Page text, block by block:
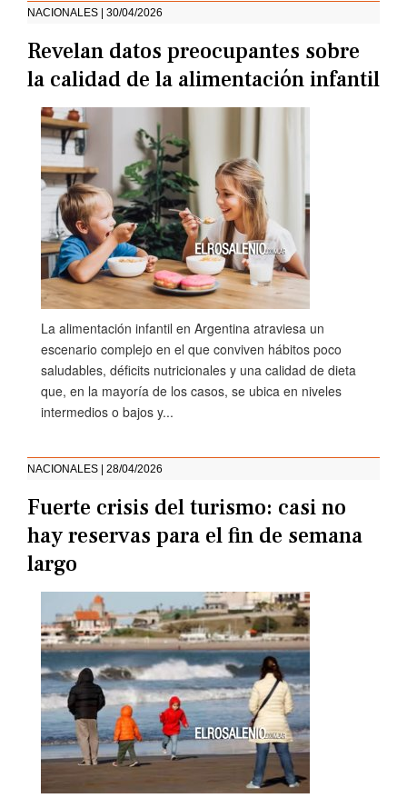
NACIONALES | 30/04/2026
Revelan datos preocupantes sobre
la calidad de la alimentación infantil
La alimentación infantil en Argentina atraviesa un
escenario complejo en el que conviven hábitos poco
saludables, déficits nutricionales y una calidad de dieta
que, en la mayoría de los casos, se ubica en niveles
intermedios o bajos y...
NACIONALES | 28/04/2026
Fuerte crisis del turismo: casi no
hay reservas para el fin de semana
largo